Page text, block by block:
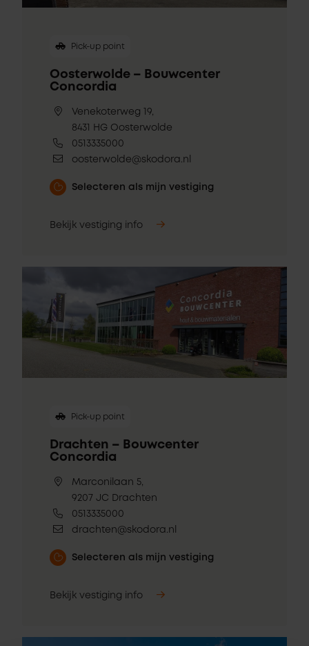
Pick-up point
Oosterwolde – Bouwcenter
Concordia
Venekoterweg 19,
8431 HG Oosterwolde
0513335000
oosterwolde@skodora.nl
Selecteren als mijn vestiging
Bekijk vestiging info
Pick-up point
Drachten – Bouwcenter
Concordia
Marconilaan 5,
9207 JC Drachten
0513335000
drachten@skodora.nl
Selecteren als mijn vestiging
Bekijk vestiging info